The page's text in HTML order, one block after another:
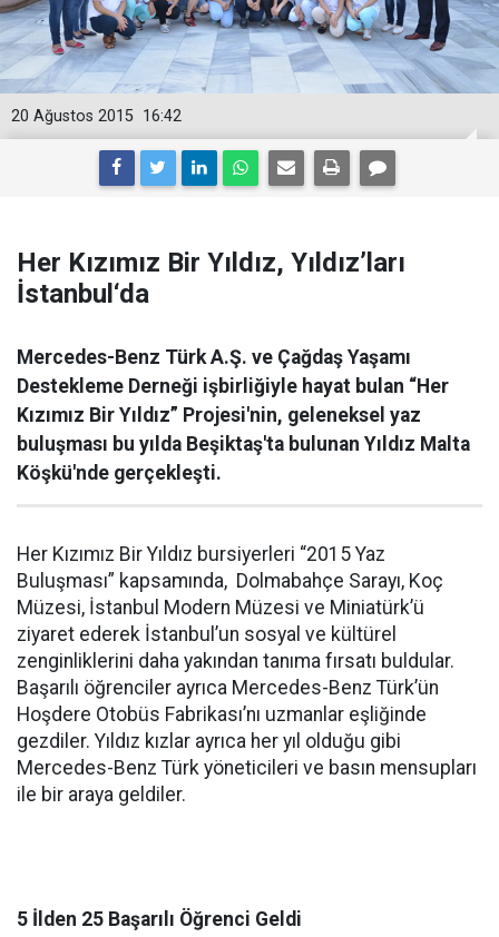
16:42
20 Ağustos 2015
Her Kızımız Bir Yıldız, Yıldız’ları
İstanbul‘da
Mercedes-Benz Türk A.Ş. ve Çağdaş Yaşamı
Destekleme Derneği işbirliğiyle hayat bulan “Her
Kızımız Bir Yıldız” Projesi'nin, geleneksel yaz
buluşması bu yılda Beşiktaş'ta bulunan Yıldız Malta
Köşkü'nde gerçekleşti.
Her Kızımız Bir Yıldız bursiyerleri “2015 Yaz
Buluşması” kapsamında, Dolmabahçe Sarayı, Koç
Müzesi, İstanbul Modern Müzesi ve Miniatürk’ü
ziyaret ederek İstanbul’un sosyal ve kültürel
zenginliklerini daha yakından tanıma fırsatı buldular.
Başarılı öğrenciler ayrıca Mercedes-Benz Türk’ün
Hoşdere Otobüs Fabrikası’nı uzmanlar eşliğinde
gezdiler. Yıldız kızlar ayrıca her yıl olduğu gibi
Mercedes-Benz Türk yöneticileri ve basın mensupları
ile bir araya geldiler.
5 İlden 25 Başarılı Öğrenci Geldi